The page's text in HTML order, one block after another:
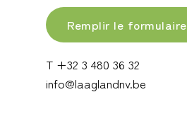
Remplir le formulaire
T +32 3 480 36 32
info@laaglandnv.be